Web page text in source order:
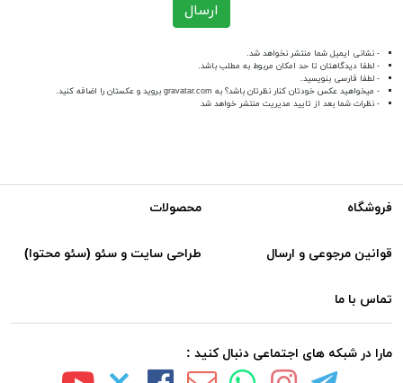
ارسال
- نشانی ایمیل شما منتشر نخواهد شد.
- لطفا دیدگاهتان تا حد امکان مربوط به مطلب باشد.
- لطفا فارسی بنویسید.
- میخواهید عکس خودتان کنار نظرتان باشد؟ به gravatar.com بروید و عکستان را اضافه کنید.
- نظرات شما بعد از تایید مدیریت منتشر خواهد شد
فروشگاه محصولات
قوانین مرجوعی و ارسال طراحی سایت و سئو (سئو محتوا)
تماس با ما
مارا در شبکه های اجتماعی دنبال کنید :